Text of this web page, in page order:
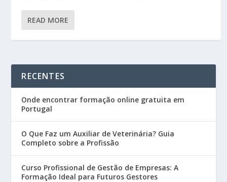
READ MORE
RECENTES
Onde encontrar formação online gratuita em
Portugal
O Que Faz um Auxiliar de Veterinária? Guia
Completo sobre a Profissão
Curso Profissional de Gestão de Empresas: A
Formação Ideal para Futuros Gestores